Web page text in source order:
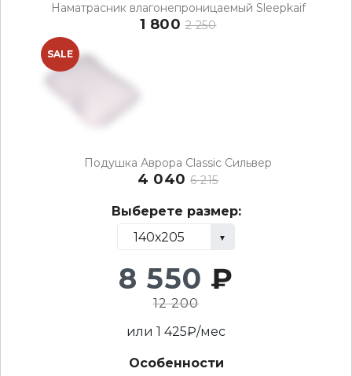
Наматрасник влагонепроницаемый Sleepkaif
1 800 2 250
SALE
Подушка Аврора Classic Сильвер
4 0406 215
Выберете размер:
8 550 ₽
12 200
или 1 425₽/мес
Особенности